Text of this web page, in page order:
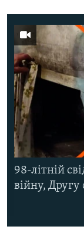
98-літній
війну, Другу